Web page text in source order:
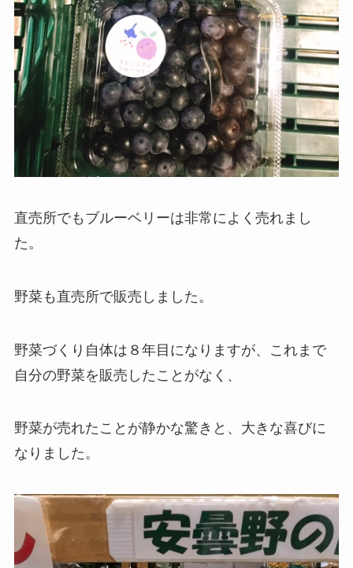
直売所でもブルーベリーは非常によく売れまし
た。
野菜も直売所で販売しました。
野菜づくり自体は８年目になりますが、これまで
自分の野菜を販売したことがなく、
野菜が売れたことが静かな驚きと、大きな喜びに
なりました。